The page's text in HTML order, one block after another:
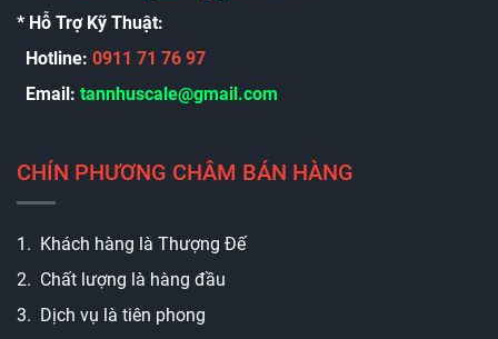
* Hỗ Trợ Kỹ Thuật:
Hotline: 0911 71 76 97
Email: tannhuscale@gmail.com
CHÍN PHƯƠNG CHÂM BÁN HÀNG
1. Khách hàng là Thượng Đế
2. Chất lượng là hàng đầu
3. Dịch vụ là tiên phong